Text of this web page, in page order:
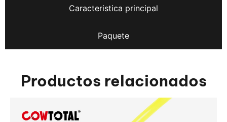
Caracteristica principal
Paquete
Productos relacionados